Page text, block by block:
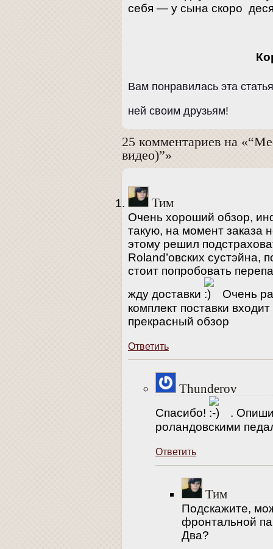
себя — у сына скоро
Вам понравилась эта
ней своим друзьям!
25 комментариев на
видео)”»
Тим
Очень хороший обзор,
такую, на момент заказа
этому решил
Roland’овских сустэйна,
стоит попробовать
жду доставки
Очень
комплект поставки
прекрасный обзор
Ответить
Thunderov
Спасибо!
.
роландовскими
Ответить
Тим
Подскажите,
фронтальной
Два?